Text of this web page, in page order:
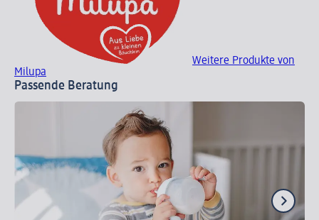
Weitere Produkte von
Milupa
Passende Beratung